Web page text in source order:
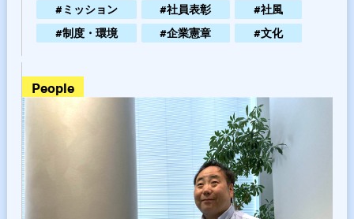
#ミッション #社員表彰 #社風
#制度・環境 #企業憲章 #文化
people